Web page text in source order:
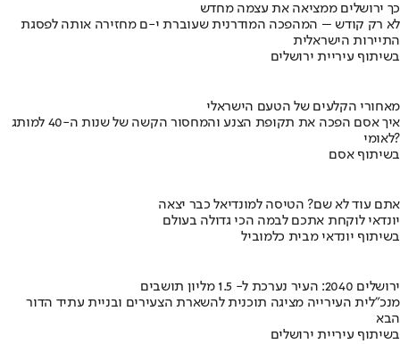
כך ירושלים ממציאה את עצמה מחדש
לא רק קודש – המהפכה המודרנית שעוברת י-ם מחזירה אותה לפסגת
התיירות הישראלית
בשיתוף עיריית ירושלים
מאחורי הקלעים של הטעם הישראלי
איך אסם הפכה את תקופת הצנע והמחסור הקשה של שנות ה-40 למותג
לאומי?
בשיתוף אסם
אתם עוד לא שם? הטיסה למונדיאל כבר יצאה
יונדאי לוקחת אתכם לבמה הכי גדולה בעולם
בשיתוף יונדאי מבית כלמוביל
ירושלים 2040: העיר נערכת ל- 1.5 מליון תושבים
מנכ"לית העירייה מציגה תוכנית להשארת הצעירים ובניית עתיד הדור
הבא
בשיתוף עיריית ירושלים